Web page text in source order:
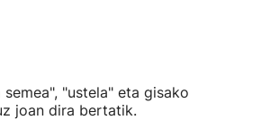
"ustela" eta gisako
joan dira bertatik.